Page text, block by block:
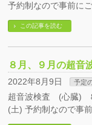
予約制なので事前に
この記事を読む
８月、９月の超音
2022年8月9日 予定
超音波検査 (心臓)
(土) 予約制なので事